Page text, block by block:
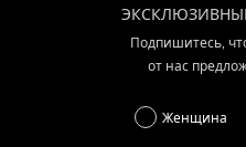
Подпишитесь,
от нас
Женщина